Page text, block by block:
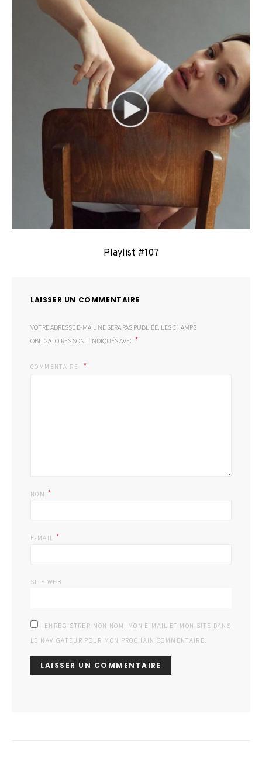
Playlist #107
LAISSER UN COMMENTAIRE
VOTRE ADRESSE E-MAIL NE SERA PAS PUBLIÉE. LES CHAMPS
OBLIGATOIRES SONT INDIQUÉS AVEC *
COMMENTAIRE
NOM *
E-MAIL *
SITE WEB
ENREGISTRER MON NOM, MON E-MAIL ET MON SITE DANS
LE NAVIGATEUR POUR MON PROCHAIN COMMENTAIRE.